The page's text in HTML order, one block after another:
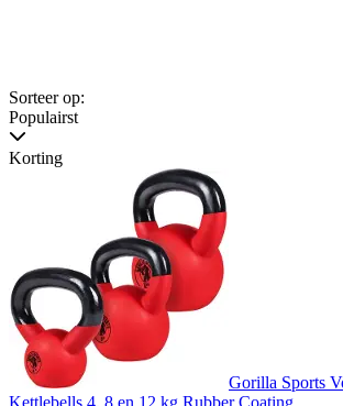
Sorteer op:
Populairst
Korting
Gorilla Sports